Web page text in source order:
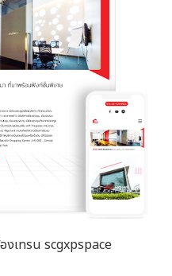
องเทรน scgxpspace